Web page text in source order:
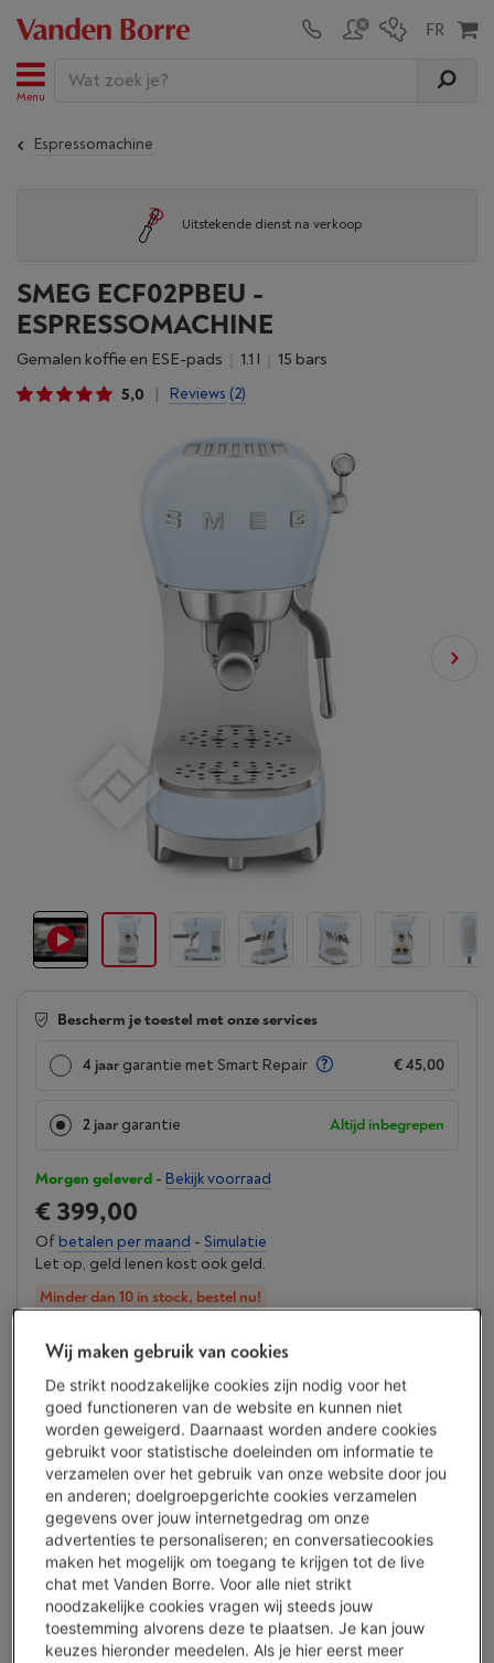
Menu
Espressomachine
Uitstekende dienst na verkoop
SMEG ECF02PBEU -
ESPRESSOMACHINE
Gemalen koffie en ESE-pads 1.1 l
15 bars
5,0
Reviews (2)
Bescherm je toestel met onze services
4 jaar garantie met Smart Repair € 45,00
2 jaar garantie Altijd inbegrepen
Morgen geleverd - Bekijk voorraad
€ 399,00
Of betalen per maand - Simulatie
Let op, geld lenen kost ook geld.
Minder dan 10 in stock, bestel nu!
Koop nu
Vergelijken
Troeven
Type: Klassieke espresso
Koffietype: Gemalen koffie en ESE-pads
Temperatuurregeling: Ja
Wij maken gebruik van cookies
De strikt noodzakelijke cookies zijn nodig voor het
goed functioneren van de website en kunnen niet
worden geweigerd. Daarnaast worden andere cookies
gebruikt voor statistische doeleinden om informatie te
verzamelen over het gebruik van onze website door jou
en anderen; doelgroepgerichte cookies verzamelen
gegevens over jouw internetgedrag om onze
advertenties te personaliseren; en conversatiecookies
maken het mogelijk om toegang te krijgen tot de live
chat met Vanden Borre. Voor alle niet strikt
noodzakelijke cookies vragen wij steeds jouw
toestemming alvorens deze te plaatsen. Je kan jouw
keuzes hieronder meedelen. Als je hier eerst meer